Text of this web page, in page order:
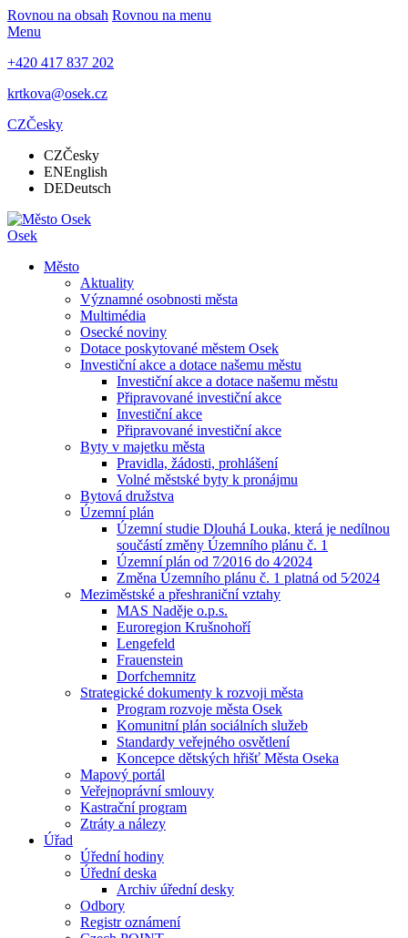
Rovnou na obsah Rovnou na menu
Menu
+420 417 837 202
krtkova@osek.cz
CZČesky
CZČesky
ENEnglish
DEDeutsch
Osek
Město
Aktuality
Významné osobnosti města
Multimédia
Osecké noviny
Dotace poskytované městem Osek
Investiční akce a dotace našemu městu
Investiční akce a dotace našemu městu
Připravované investiční akce
Investiční akce
Připravované investiční akce
Byty v majetku města
Pravidla, žádosti, prohlášení
Volné městské byty k pronájmu
Bytová družstva
Územní plán
Územní studie Dlouhá Louka, která je nedílnou
součástí změny Územního plánu č. 1
Územní plán od 7⁄2016 do 4⁄2024
Změna Územního plánu č. 1 platná od 5⁄2024
Meziměstské a přeshraniční vztahy
MAS Naděje o.p.s.
Euroregion Krušnohoří
Lengefeld
Frauenstein
Dorfchemnitz
Strategické dokumenty k rozvoji města
Program rozvoje města Osek
Komunitní plán sociálních služeb
Standardy veřejného osvětlení
Koncepce dětských hřišť Města Oseka
Mapový portál
Veřejnoprávní smlouvy
Kastrační program
Ztráty a nálezy
Úřad
Úřední hodiny
Úřední deska
Archiv úřední desky
Odbory
Registr oznámení